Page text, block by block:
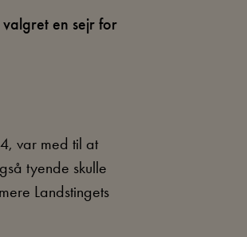
en sejr for
var med til at
tyende skulle
Landstingets